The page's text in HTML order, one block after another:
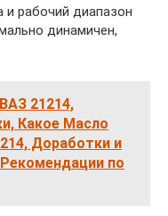
и рабочий диапазон
динамичен,
21214,
Какое Масло
Доработки и
по